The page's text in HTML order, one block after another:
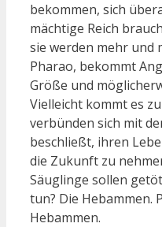
bekommen, sich
mächtige Reich
sie werden mehr und
Pharao, bekommt
Größe und
Vielleicht kommt es
verbünden sich mit
beschließt, ihren
die Zukunft zu
Säuglinge sollen
tun? Die Hebammen.
Hebammen.